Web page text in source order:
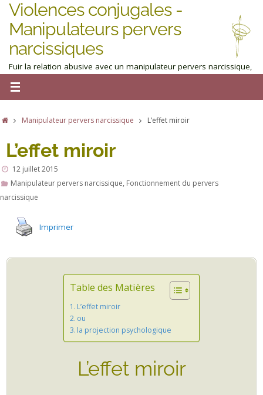
Violences conjugales -
Manipulateurs pervers
narcissiques
Fuir la relation abusive avec un manipulateur pervers narcissique,
Manipulateur pervers narcissique L’effet miroir
L’effet miroir
12 juillet 2015
Manipulateur pervers narcissique, Fonctionnement du pervers
narcissique
Imprimer
Table des Matières
L’effet miroir
ou
la projection psychologique
L’effet miroir